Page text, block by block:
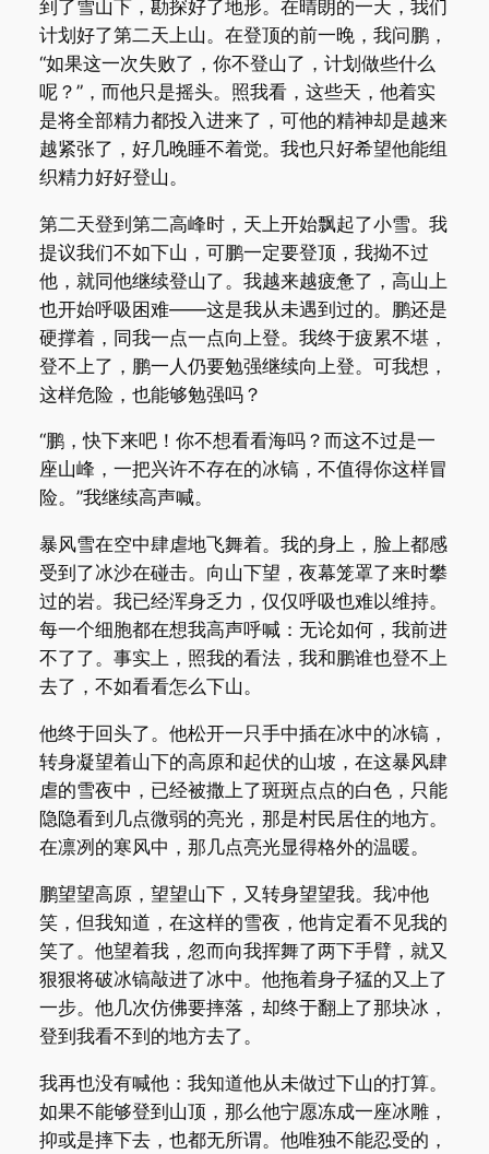
到了雪山下，勘探好了地形。在晴朗的一天，我们
计划好了第二天上山。在登顶的前一晚，我问鹏，
“如果这一次失败了，你不登山了，计划做些什么
呢？”，而他只是摇头。照我看，这些天，他着实
是将全部精力都投入进来了，可他的精神却是越来
越紧张了，好几晚睡不着觉。我也只好希望他能组
织精力好好登山。
第二天登到第二高峰时，天上开始飘起了小雪。我
提议我们不如下山，可鹏一定要登顶，我拗不过
他，就同他继续登山了。我越来越疲惫了，高山上
也开始呼吸困难——这是我从未遇到过的。鹏还是
硬撑着，同我一点一点向上登。我终于疲累不堪，
登不上了，鹏一人仍要勉强继续向上登。可我想，
这样危险，也能够勉强吗？
“鹏，快下来吧！你不想看看海吗？而这不过是一
座山峰，一把兴许不存在的冰镐，不值得你这样冒
险。”我继续高声喊。
暴风雪在空中肆虐地飞舞着。我的身上，脸上都感
受到了冰沙在碰击。向山下望，夜幕笼罩了来时攀
过的岩。我已经浑身乏力，仅仅呼吸也难以维持。
每一个细胞都在想我高声呼喊：无论如何，我前进
不了了。事实上，照我的看法，我和鹏谁也登不上
去了，不如看看怎么下山。
他终于回头了。他松开一只手中插在冰中的冰镐，
转身凝望着山下的高原和起伏的山坡，在这暴风肆
虐的雪夜中，已经被撒上了斑斑点点的白色，只能
隐隐看到几点微弱的亮光，那是村民居住的地方。
在凛冽的寒风中，那几点亮光显得格外的温暖。
鹏望望高原，望望山下，又转身望望我。我冲他
笑，但我知道，在这样的雪夜，他肯定看不见我的
笑了。他望着我，忽而向我挥舞了两下手臂，就又
狠狠将破冰镐敲进了冰中。他拖着身子猛的又上了
一步。他几次仿佛要摔落，却终于翻上了那块冰，
登到我看不到的地方去了。
我再也没有喊他：我知道他从未做过下山的打算。
如果不能够登到山顶，那么他宁愿冻成一座冰雕，
抑或是摔下去，也都无所谓。他唯独不能忍受的，